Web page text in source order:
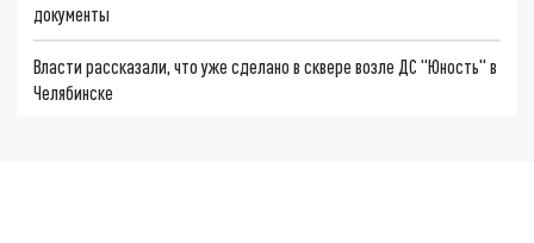
документы
Власти рассказали, что уже сделано в сквере возле ДС "Юность" в
Челябинске